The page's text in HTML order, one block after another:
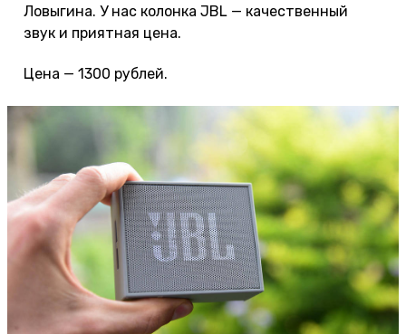
Ловыгина. У нас колонка JBL — качественный
звук и приятная цена.
Цена — 1300 рублей.